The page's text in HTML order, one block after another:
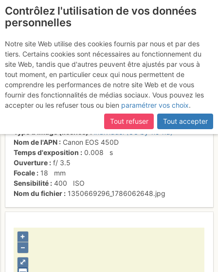
Vue sur le plateau de
Hualcayan
Activités
Date/heure
individuel (CC by-nc-nd)
Nom de l'APN
Canon EOS 450D
Temps d'exposition
0.008
s
Ouverture
f/ 3.5
Focale
18
mm
Sensibilité
400
ISO
Nom du fichier
1350669296_1786062648.jpg
⤢
+
–
Contrôlez l'utilisation de vos données
personnelles
Notre site Web utilise des cookies fournis par nous et par des
tiers. Certains cookies sont nécessaires au fonctionnement du
site Web, tandis que d'autres peuvent être ajustés par vous à
tout moment, en particulier ceux qui nous permettent de
comprendre les performances de notre site Web et de vous
fournir des fonctionnalités de médias sociaux. Vous pouvez les
accepter ou les refuser tous ou bien paramétrer vos choix.
Tout refuser
Tout accepter